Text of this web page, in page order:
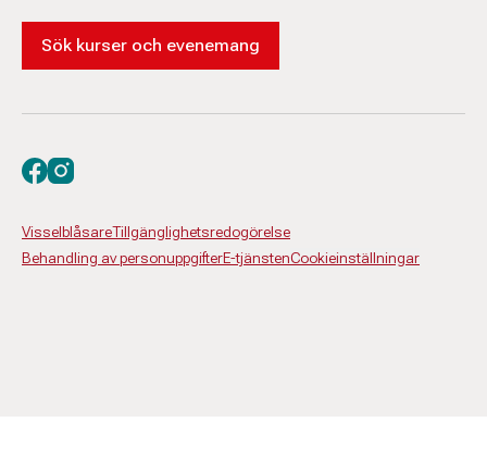
Sök kurser och evenemang
VisselblåsareTillgänglighetsredogörelse
Behandling av personuppgifterE-tjänstenCookieinställningar
Besök oss på facebook
Besök oss på instagram